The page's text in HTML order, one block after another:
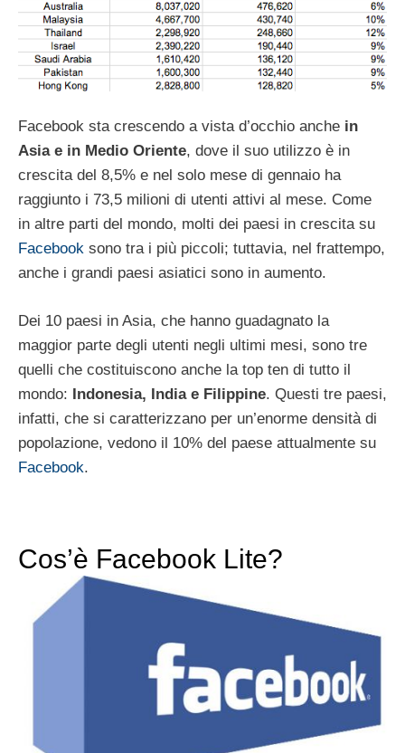
Facebook sta crescendo a vista d’occhio anche in
Asia e in Medio Oriente, dove il suo utilizzo è in
crescita del 8,5% e nel solo mese di gennaio ha
raggiunto i 73,5 milioni di utenti attivi al mese. Come
in altre parti del mondo, molti dei paesi in crescita su
Facebook sono tra i più piccoli; tuttavia, nel frattempo,
anche i grandi paesi asiatici sono in aumento.
Dei 10 paesi in Asia, che hanno guadagnato la
maggior parte degli utenti negli ultimi mesi, sono tre
quelli che costituiscono anche la top ten di tutto il
mondo: Indonesia, India e Filippine. Questi tre paesi,
infatti, che si caratterizzano per un’enorme densità di
popolazione, vedono il 10% del paese attualmente su
Facebook.
Cos’è Facebook Lite?